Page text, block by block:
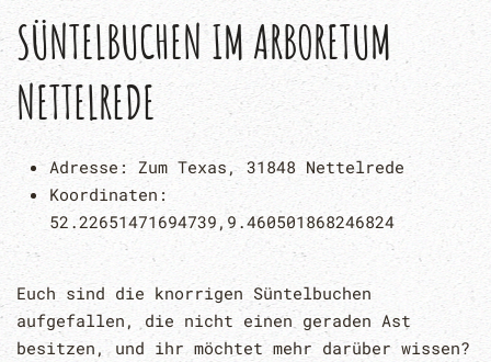
SÜNTELBUCHEN IM ARBORETUM
NETTELREDE
Adresse: Zum Texas, 31848 Nettelrede
Koordinaten:
52.22651471694739,9.460501868246824
Euch sind die knorrigen Süntelbuchen
aufgefallen, die nicht einen geraden Ast
besitzen, und ihr möchtet mehr darüber wissen?